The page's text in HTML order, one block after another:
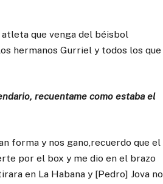
que venga del béisbol
hermanos Gurriel y todos los que
recuentame como estaba el
forma y nos gano,recuerdo que el
por el box y me dio en el brazo
en La Habana y [Pedro] Jova no